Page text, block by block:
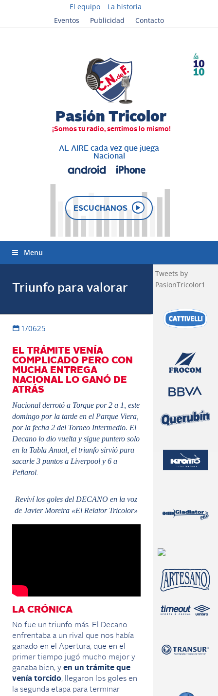
El equipo
La historia
Eventos
Publicidad Contacto
AL AIRE cada vez que juega
Nacional
ESCUCHANOS
Menu
Triunfo para valorar
1/0625
EL TRÁMITE VENÍA
COMPLICADO PERO CON
MUCHA ENTREGA
NACIONAL LO GANÓ DE
ATRÁS
Nacional derrotó a Torque por 2 a 1, este
domingo por la tarde en el Parque Viera,
por la fecha 2 del Torneo Intermedio. El
Decano lo dio vuelta y sigue puntero solo
en la Tabla Anual, el triunfo sirvió para
sacarle 3 puntos a Liverpool y 6 a
Peñarol.
Reviví los goles del DECANO en la voz
de Javier Moreira «El Relator Tricolor»
LA CRÓNICA
No fue un triunfo más. El Decano
enfrentaba a un rival que nos había
ganado en el Apertura, que en el
primer tiempo jugó mucho mejor y
ganaba bien, y en un trámite que
venía torcido, llegaron los goles en
la segunda etapa para terminar
Tweets by
PasionTricolor1